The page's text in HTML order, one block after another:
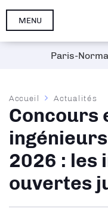
Aller
MENU
Fil
d'Ariane
Accueil Actualités
Concours
2026 : les
ouvertes